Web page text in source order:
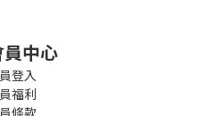
中心
登入
福利